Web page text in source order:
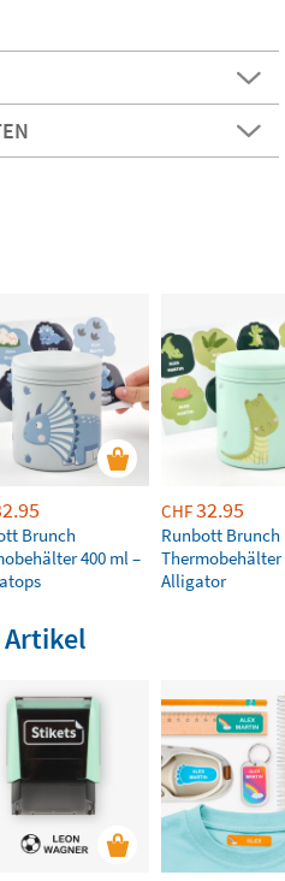
Brunch
400 ml –
CHF32.95
Runbott Brunch
Thermobehälter
Alligator
Artikel